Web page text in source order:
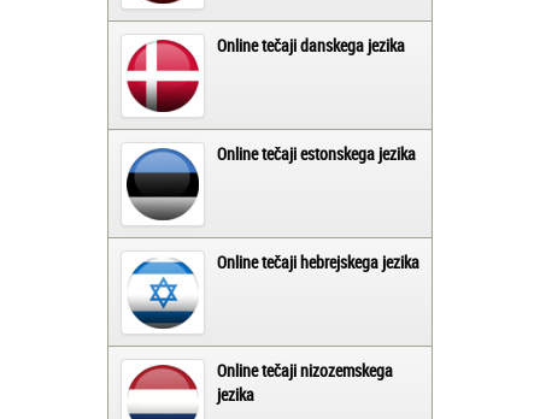
Online tečaji danskega jezika
Online tečaji estonskega jezika
Online tečaji hebrejskega jezika
Online tečaji nizozemskega
jezika